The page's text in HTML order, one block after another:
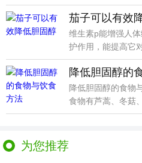
瘤等有益。
茄子可以有效
维生素p能增强人
护作用，能提高它
细血管壁的
降低胆固醇的
降低胆固醇的食物
食物有芦蒿、冬菇
枣、玉米、大葱
为您推荐